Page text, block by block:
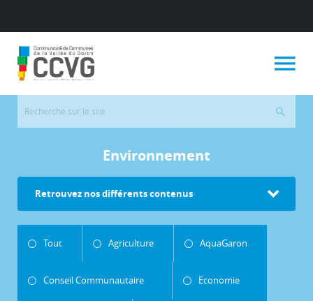
Environnement
Retrouvez nos différents contenus
Tout Agriculture AquaGaron
Conseil Communautaire Economie